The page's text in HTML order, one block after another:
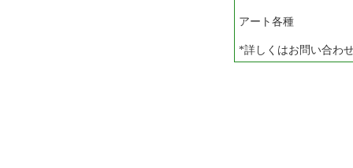
アート各
*詳しくはお問い合わ